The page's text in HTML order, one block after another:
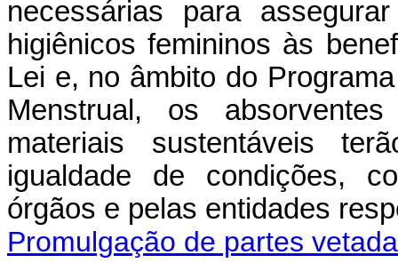
necessárias para
higiênicos femininos às
Lei e, no âmbito do
Menstrual, os
materiais sustentáveis
igualdade de condições,
órgãos e pelas entidades
Promulgação de partes